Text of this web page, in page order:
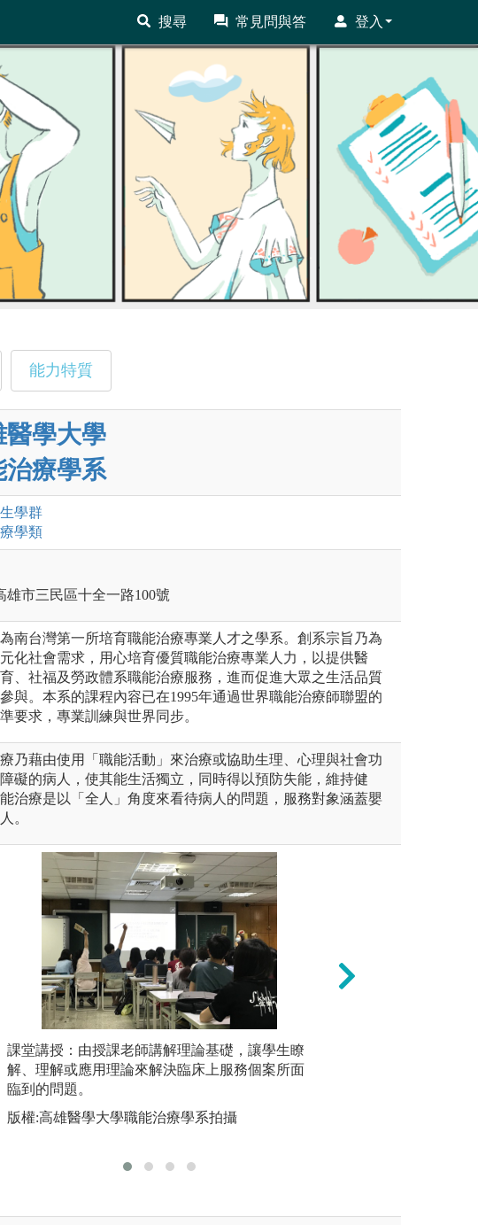
搜尋 常見問與答 登入
能力特質
醫學大學
治療學系
學群
學類
雄市三民區十全一路100號
南台灣第一所培育職能治療專業人才之學系。創系宗旨乃為
化社會需求，用心培育優質職能治療專業人力，以提供醫
、社福及勞政體系職能治療服務，進而促進大眾之生活品質
與。本系的課程內容已在1995年通過世界職能治療師聯盟的
要求，專業訓練與世界同步。
乃藉由使用「職能活動」來治療或協助生理、心理與社會功
礙的病人，使其能生活獨立，同時得以預防失能，維持健
治療是以「全人」角度來看待病人的問題，服務對象涵蓋嬰
。
作學習：透過學生課前預習提升自學能
由團隊合作方式激發批判性思考。
課堂活動
雄醫學大學護理學系版權所有
課堂講授：由授課老師講解理論基礎，讓學生瞭
解、理解或應用理論來解決臨床上服務個案所面
臨到的問題。
版權:高雄醫學大學職能治療學系拍攝